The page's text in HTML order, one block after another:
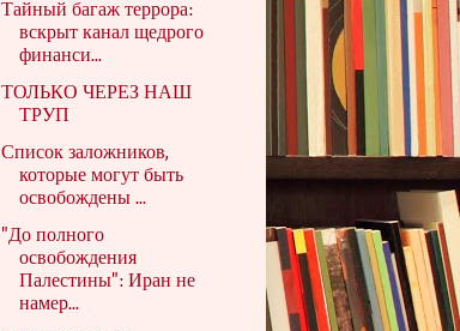
Тайный багаж террора:
вскрыт канал щедрого
финанси...
ТОЛЬКО ЧЕРЕЗ НАШ
ТРУП
Список заложников,
которые могут быть
освобождены ...
"До полного
освобождения
Палестины": Иран не
намер...